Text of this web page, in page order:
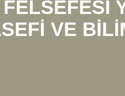
FELSEFESİ
VE